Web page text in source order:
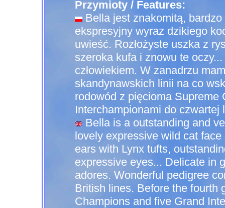
Przymioty / Features:
Bella jest znakomitą,
ekspresyjny wyraz dzikiego
uwieść. Rozłożyste uszka z
szeroka kufa i znowu te
człowiekiem. W zanadrzu
skandynawskich linii na co
rodowód z pięcioma Supreme
Interchampionami do czwartej
Bella is a outstanding and
lovely expressive wild cat
ears with Lynx tufts,
expressive eyes... Delicate in
adores. Wonderful pedigree
British lines. Before the fourth
Champions and five Grand